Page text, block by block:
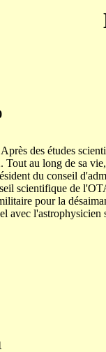
des études
Tout au long de sa
du conseil
scientifique de
pour la
avec l'astrophysicien